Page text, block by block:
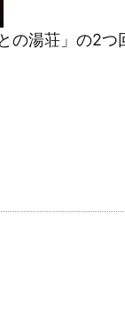
の湯荘」の2つ